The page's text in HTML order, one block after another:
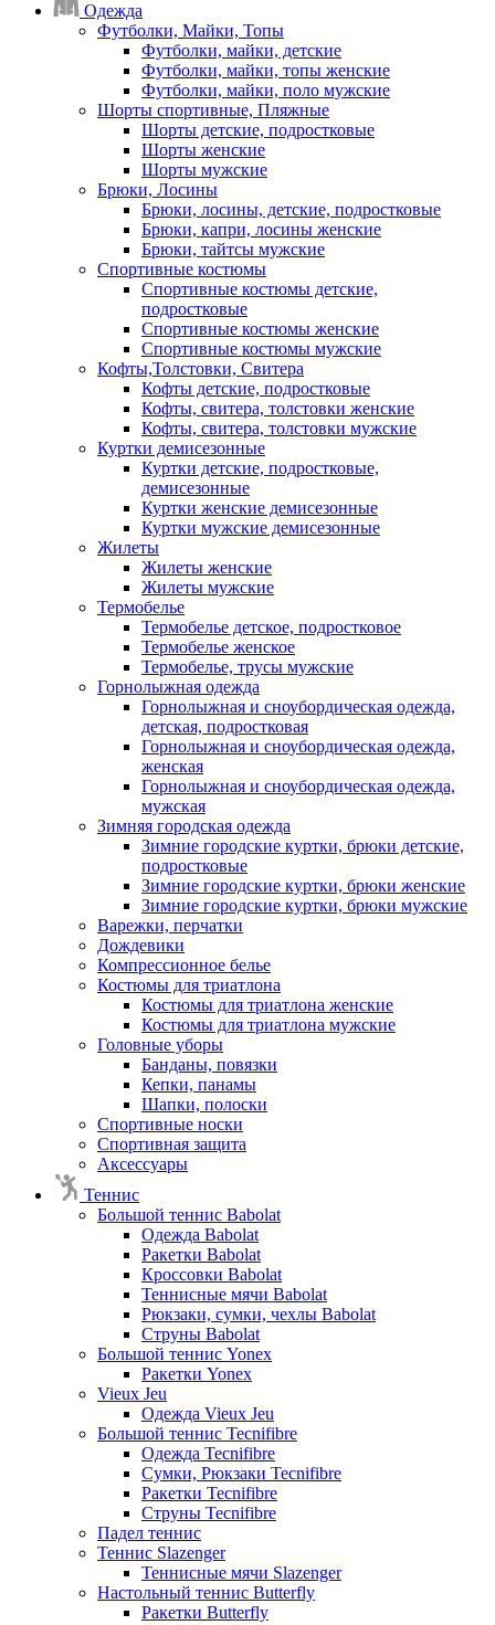
Одежда
Футболки, Майки, Топы
Футболки, майки, детские
Футболки, майки, топы женские
Футболки, майки, поло мужские
Шорты спортивные, Пляжные
Шорты детские, подростковые
Шорты женские
Шорты мужские
Брюки, Лосины
Брюки, лосины, детские, подростковые
Брюки, капри, лосины женские
Брюки, тайтсы мужские
Спортивные костюмы
Спортивные костюмы детские,
подростковые
Спортивные костюмы женские
Спортивные костюмы мужские
Кофты,Толстовки, Свитера
Кофты детские, подростковые
Кофты, свитера, толстовки женские
Кофты, свитера, толстовки мужские
Куртки демисезонные
Куртки детские, подростковые,
демисезонные
Куртки женские демисезонные
Куртки мужские демисезонные
Жилеты
Жилеты женские
Жилеты мужские
Термобелье
Термобелье детское, подростковое
Термобелье женское
Термобелье, трусы мужские
Горнолыжная одежда
Горнолыжная и сноубордическая одежда,
детская, подростковая
Горнолыжная и сноубордическая одежда,
женская
Горнолыжная и сноубордическая одежда,
мужская
Зимняя городская одежда
Зимние городские куртки, брюки детские,
подростковые
Зимние городские куртки, брюки женские
Зимние городские куртки, брюки мужские
Варежки, перчатки
Дождевики
Компрессионное белье
Костюмы для триатлона
Костюмы для триатлона женские
Костюмы для триатлона мужские
Головные уборы
Банданы, повязки
Кепки, панамы
Шапки, полоски
Спортивные носки
Спортивная защита
Аксессуары
Теннис
Большой теннис Babolat
Одежда Babolat
Ракетки Babolat
Кроссовки Babolat
Теннисные мячи Babolat
Рюкзаки, сумки, чехлы Babolat
Струны Babolat
Большой теннис Yonex
Ракетки Yonex
Vieux Jeu
Одежда Vieux Jeu
Большой теннис Tecnifibre
Одежда Tecnifibre
Сумки, Рюкзаки Tecnifibre
Ракетки Tecnifibre
Струны Tecnifibre
Падел теннис
Теннис Slazenger
Теннисные мячи Slazenger
Настольный теннис Butterfly
Ракетки Butterfly